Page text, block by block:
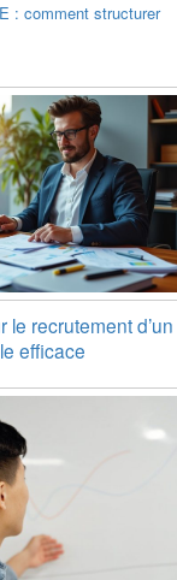
: comment structurer
recrutement d’un
efficace